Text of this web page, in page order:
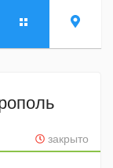
закрыто